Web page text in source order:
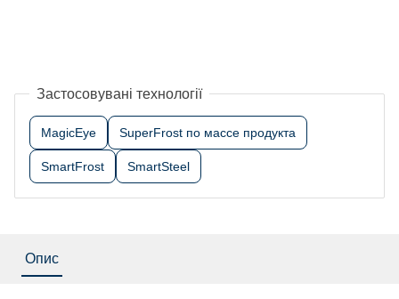
Застосовувані технології
MagicEye SuperFrost по массе продукта
SmartFrost SmartSteel
Опис